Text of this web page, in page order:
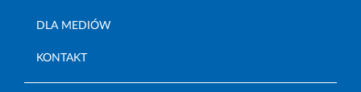
DLA MEDIÓW
KONTAKT